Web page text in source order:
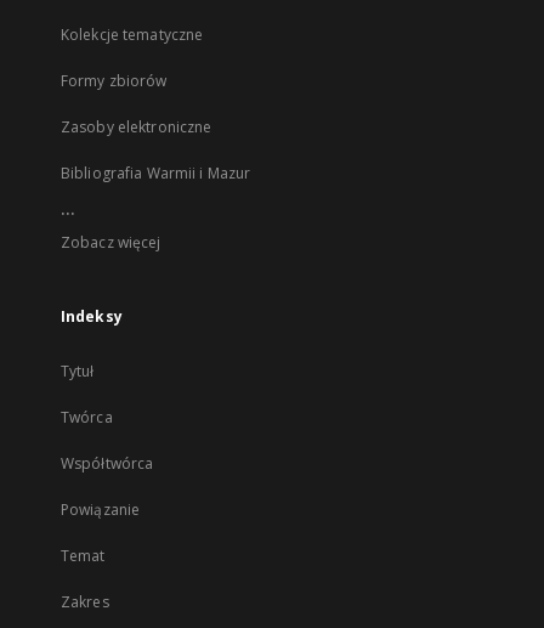
Kolekcje tematyczne
Formy zbiorów
Zasoby elektroniczne
Bibliografia Warmii i Mazur
...
Zobacz więcej
Indeksy
Tytuł
Twórca
Współtwórca
Powiązanie
Temat
Zakres